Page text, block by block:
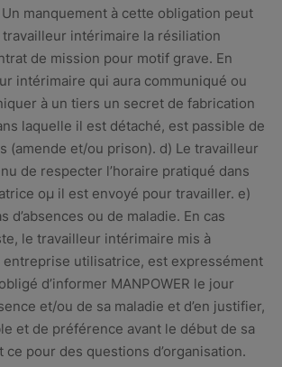
manquement à cette obligation peut
intérimaire la résiliation
de mission pour motif grave. En
intérimaire qui aura communiqué ou
à un tiers un secret de fabrication
laquelle il est détaché, est passible de
(amende et/ou prison). d) Le travailleur
de respecter l’horaire pratiqué dans
oμ il est envoyé pour travailler. e)
d’absences ou de maladie. En cas
le travailleur intérimaire mis à
entreprise utilisatrice, est expressément
d’informer MANPOWER le jour
et/ou de sa maladie et d’en justifier,
et de préférence avant le début de sa
ce pour des questions d’organisation.